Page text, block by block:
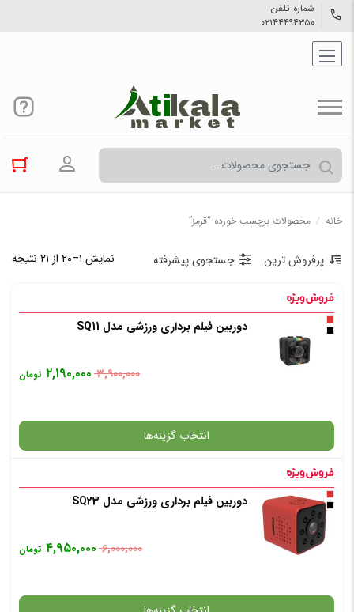
شماره تلفن
۰۲۱۴۴۴۹۴۳۵۰
ورود به
خانه / محصولات برچسب خورده “قرمز”
نمایش ۱–۲۰ از ۲۱ نتیجه پرفروش ترین جستجوی پیشرفته
دوربین فیلم برداری ورزشی مدل SQ11
۳,۹۰۰,۰۰۰ ۲,۱۹۰,۰۰۰ تومان
انتخاب گزینه‌ها
گارانتی
انتخاب رنگ
دوربین فیلم برداری ورزشی مدل SQ23
۶,۰۰۰,۰۰۰ ۴,۹۵۰,۰۰۰ تومان